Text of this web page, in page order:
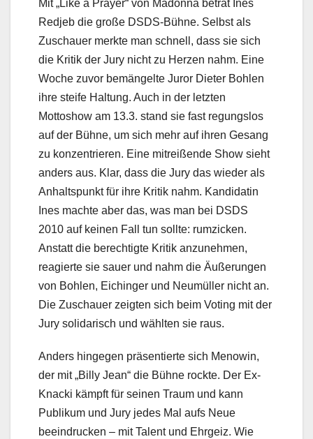
Mit „Like a Prayer“ von Madonna betrat Ines
Redjeb die große DSDS-Bühne. Selbst als
Zuschauer merkte man schnell, dass sie sich
die Kritik der Jury nicht zu Herzen nahm. Eine
Woche zuvor bemängelte Juror Dieter Bohlen
ihre steife Haltung. Auch in der letzten
Mottoshow am 13.3. stand sie fast regungslos
auf der Bühne, um sich mehr auf ihren Gesang
zu konzentrieren. Eine mitreißende Show sieht
anders aus. Klar, dass die Jury das wieder als
Anhaltspunkt für ihre Kritik nahm. Kandidatin
Ines machte aber das, was man bei DSDS
2010 auf keinen Fall tun sollte: rumzicken.
Anstatt die berechtigte Kritik anzunehmen,
reagierte sie sauer und nahm die Äußerungen
von Bohlen, Eichinger und Neumüller nicht an.
Die Zuschauer zeigten sich beim Voting mit der
Jury solidarisch und wählten sie raus.
Anders hingegen präsentierte sich Menowin,
der mit „Billy Jean“ die Bühne rockte. Der Ex-
Knacki kämpft für seinen Traum und kann
Publikum und Jury jedes Mal aufs Neue
beeindrucken – mit Talent und Ehrgeiz. Wie